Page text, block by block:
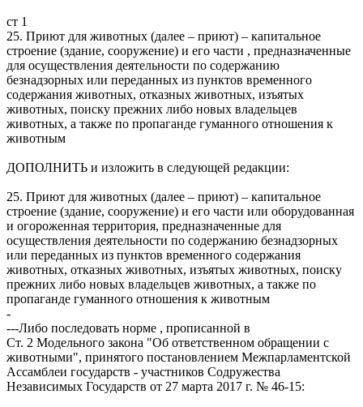
ст 1
25. Приют для животных (далее – приют) – капитальное
строение (здание, сооружение) и его части , предназначенные
для осуществления деятельности по содержанию
безнадзорных или переданных из пунктов временного
содержания животных, отказных животных, изъятых
животных, поиску прежних либо новых владельцев
животных, а также по пропаганде гуманного отношения к
животным
ДОПОЛНИТЬ и изложить в следующей редакции:
25. Приют для животных (далее – приют) – капитальное
строение (здание, сооружение) и его части или оборудованная
и огороженная территория, предназначенные для
осуществления деятельности по содержанию безнадзорных
или переданных из пунктов временного содержания
животных, отказных животных, изъятых животных, поиску
прежних либо новых владельцев животных, а также по
пропаганде гуманного отношения к животным
-
---Либо последовать норме , прописанной в
Ст. 2 Модельного закона "Об ответственном обращении с
животными", принятого постановлением Межпарламентской
Ассамблеи государств - участников Содружества
Независимых Государств от 27 марта 2017 г. № 46-15: